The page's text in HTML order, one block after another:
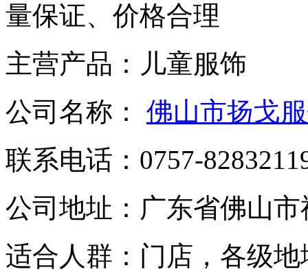
量保证、价格合理
主营产品： 儿童服饰
公司名称： 佛山市扬戈
联系电话： 0757-
公司地址： 广东省佛山
适合人群： 门店，各级